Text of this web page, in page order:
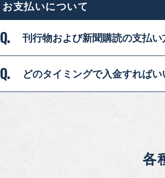
お支払いについて
Q. 刊行物および新聞購読の支払い
Q. どのタイミングで入金すればい
各